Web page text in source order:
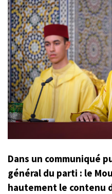
Dans un communiqué
général du parti : le
hautement le contenu